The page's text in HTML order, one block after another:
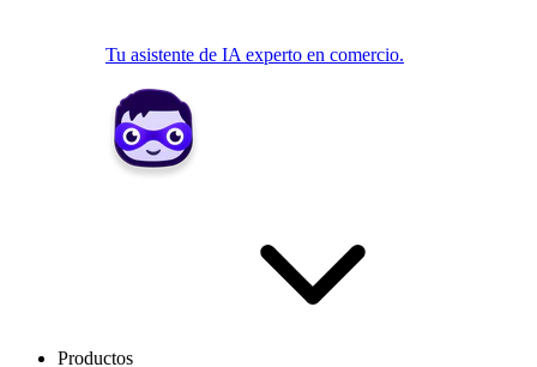
Tu asistente de IA experto en comercio.
Productos